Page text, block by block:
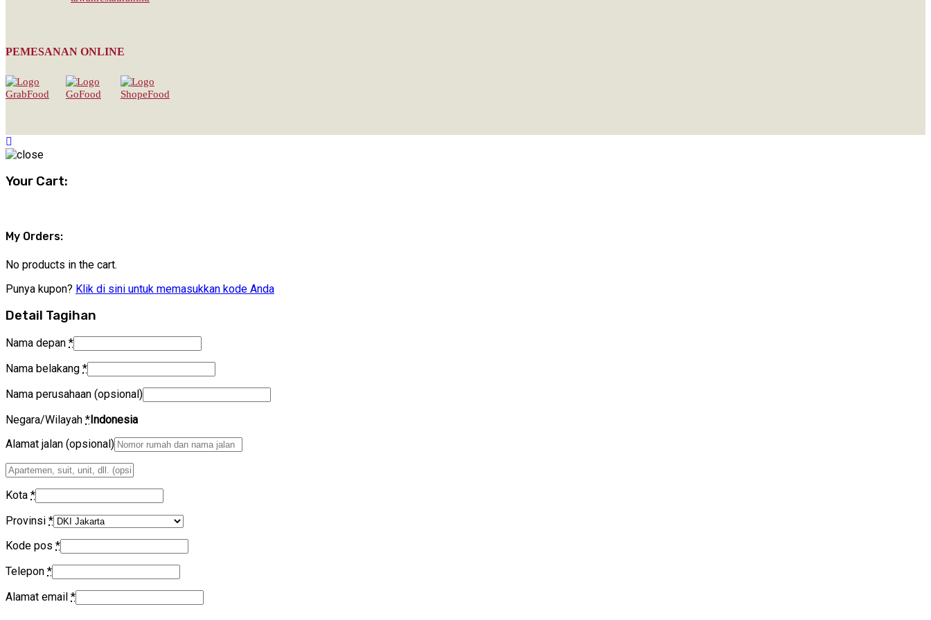
PEMESANAN ONLINE
Your Cart:
My Orders:
No products in the cart.
Punya kupon? Klik di sini untuk memasukkan kode Anda
Detail Tagihan
Nama depan *
Nama belakang *
Nama perusahaan (opsional)
Negara/Wilayah *Indonesia
Alamat jalan (opsional)
Apartemen,
suit,
unit,
Kota *
Provinsi *
Kode pos *
Telepon *
Alamat email *